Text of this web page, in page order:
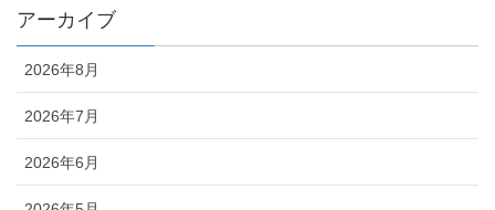
アーカイブ
2026年8月
2026年7月
2026年6月